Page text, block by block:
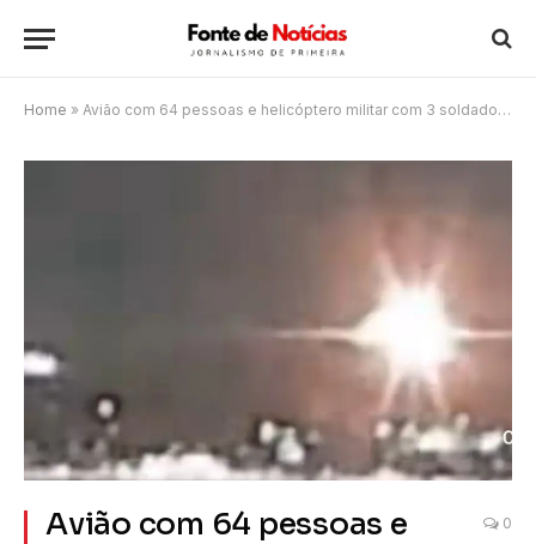
Home » Avião com 64 pessoas e helicóptero militar com 3 soldados colidem no ar em Washington, nos EUA
Avião com 64 pessoas e
0